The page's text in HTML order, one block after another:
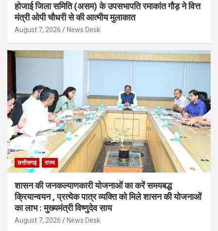
होजाई जिला समिति (असम) के उपसभापति रमाकांत गौड़ ने वित्त
मंत्री ओपी चौधरी से की आत्मीय मुलाकात
August 7, 2026 News Desk
छत्तीसगढ़ राज्य
शासन की जनकल्याणकारी योजनाओं का करें समयबद्ध
क्रियान्वयन , प्रत्येक पात्र व्यक्ति को मिले शासन की योजनाओं
का लाभ : मुख्यमंत्री विष्णुदेव साय
August 7, 2026 News Desk